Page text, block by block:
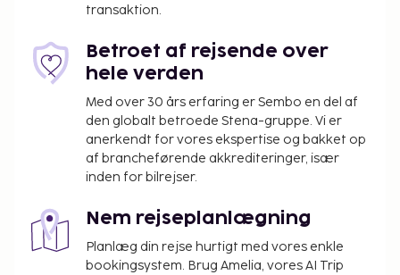
transaktion.
Betroet af rejsende over
hele verden
Med over 30 års erfaring er Sembo en del af
den globalt betroede Stena-gruppe. Vi er
anerkendt for vores ekspertise og bakket op
af brancheførende akkrediteringer, især
inden for bilrejser.
Nem rejseplanlægning
Planlæg din rejse hurtigt med vores enkle
bookingsystem. Brug Amelia, vores AI Trip